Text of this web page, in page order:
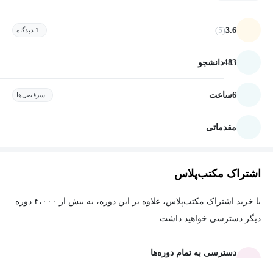
3.6
(5) 1 دیدگاه
483دانشجو
6ساعت سرفصل‌ها
مقدماتی
اشتراک مکتب‌پلاس
با خرید اشتراک مکتب‌پلاس، علاوه بر این دوره، به بیش از ۴،۰۰۰ دوره
دیگر دسترسی خواهید داشت.
دسترسی به تمام دوره‌ها